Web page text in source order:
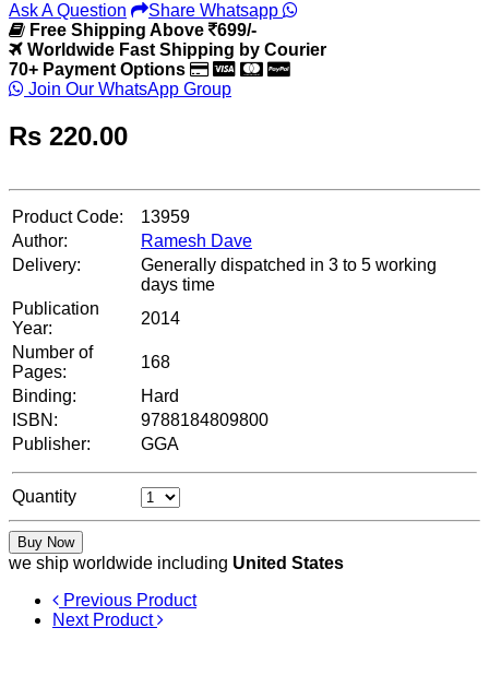
Ask A Question
Share Whatsapp
Free Shipping Above
699/-
Worldwide Fast Shipping by Courier
70+ Payment Options
Join Our WhatsApp Group
Rs 220.00
Product Code:
13959
Author:
Ramesh Dave
Delivery:
Generally dispatched in 3 to 5 working
days time
Publication
Year:
2014
Number of
Pages:
168
Binding:
Hard
ISBN:
9788184809800
Publisher:
GGA
Quantity
Buy Now
we ship worldwide including United States
Previous Product
Next Product